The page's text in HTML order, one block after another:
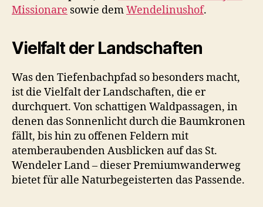
Missionare sowie demWendelinushof.
Vielfalt der Landschaften
Was den Tiefenbachpfad so besonders macht,
ist die Vielfalt der Landschaften, die er
durchquert. Von schattigen Waldpassagen, in
denen das Sonnenlicht durch die Baumkronen
fällt, bis hin zu offenen Feldern mit
atemberaubenden Ausblicken auf das St.
Wendeler Land – dieser Premiumwanderweg
bietet für alle Naturbegeisterten das Passende.